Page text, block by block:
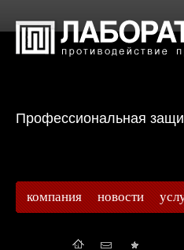
Профессиональная
компания новости